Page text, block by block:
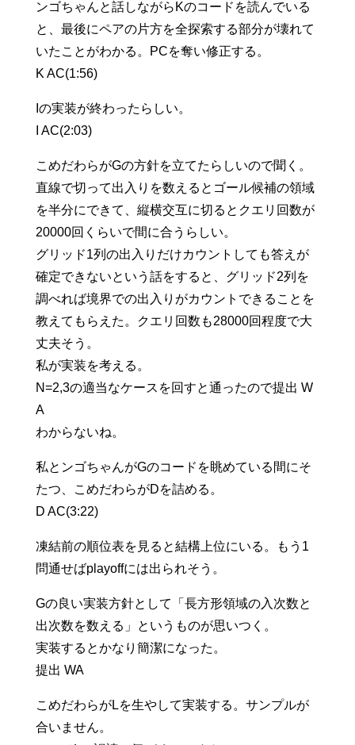
ンゴちゃんと話しながらKのコードを読んでいる
と、最後にペアの片方を全探索する部分が壊れて
いたことがわかる。PCを奪い修正する。
K AC(1:56)
Iの実装が終わったらしい。
I AC(2:03)
こめだわらがGの方針を立てたらしいので聞く。
直線で切って出入りを数えるとゴール候補の領域
を半分にできて、縦横交互に切るとクエリ回数が
20000回くらいで間に合うらしい。
グリッド1列の出入りだけカウントしても答えが
確定できないという話をすると、グリッド2列を
調べれば境界での出入りがカウントできることを
教えてもらえた。クエリ回数も28000回程度で大
丈夫そう。
私が実装を考える。
N=2,3の適当なケースを回すと通ったので提出 W
A
わからないね。
私とンゴちゃんがGのコードを眺めている間にそ
たつ、こめだわらがDを詰める。
D AC(3:22)
凍結前の順位表を見ると結構上位にいる。もう1
問通せばplayoffには出られそう。
Gの良い実装方針として「長方形領域の入次数と
出次数を数える」というものが思いつく。
実装するとかなり簡潔になった。
提出 WA
こめだわらがLを生やして実装する。サンプルが
合いません。